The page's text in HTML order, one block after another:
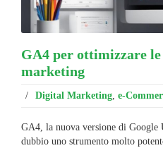
GA4 per ottimizzare
marketing
/ Digital Marketing, e-
GA4, la nuova versione di Google
dubbio uno strumento molto